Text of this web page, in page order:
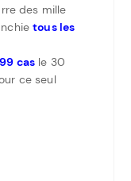
des mille
tous les
cas le 30
ce seul